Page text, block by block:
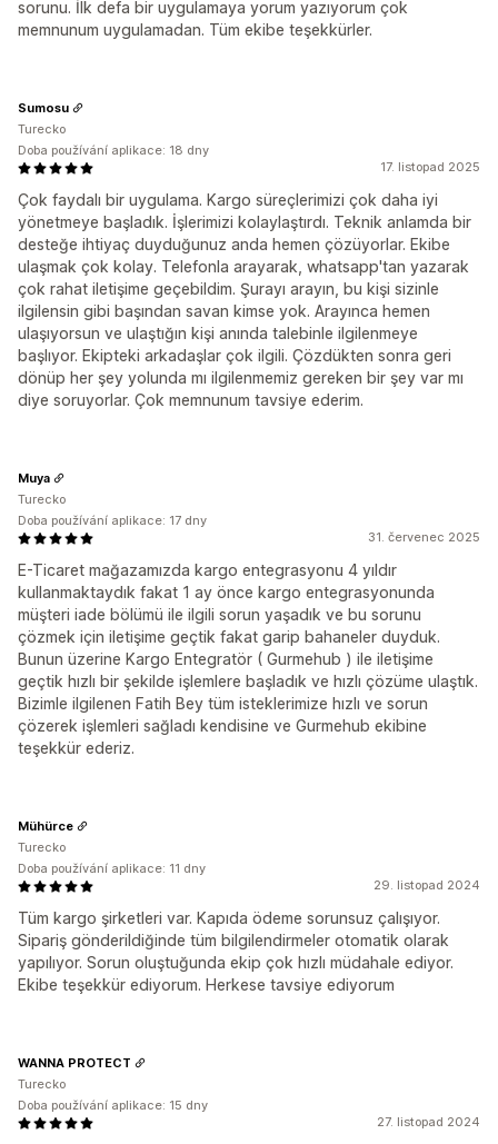
sorunu. İlk defa bir uygulamaya yorum yazıyorum çok
memnunum uygulamadan. Tüm ekibe teşekkürler.
17. listopad 2025
Çok faydalı bir uygulama. Kargo süreçlerimizi çok daha iyi
yönetmeye başladık. İşlerimizi kolaylaştırdı. Teknik anlamda bir
desteğe ihtiyaç duyduğunuz anda hemen çözüyorlar. Ekibe
ulaşmak çok kolay. Telefonla arayarak, whatsapp'tan yazarak
çok rahat iletişime geçebildim. Şurayı arayın, bu kişi sizinle
ilgilensin gibi başından savan kimse yok. Arayınca hemen
ulaşıyorsun ve ulaştığın kişi anında talebinle ilgilenmeye
başlıyor. Ekipteki arkadaşlar çok ilgili. Çözdükten sonra geri
dönüp her şey yolunda mı ilgilenmemiz gereken bir şey var mı
diye soruyorlar. Çok memnunum tavsiye ederim.
Sumosu
Turecko
Doba používání aplikace: 18 dny
31. červenec 2025
E-Ticaret mağazamızda kargo entegrasyonu 4 yıldır
kullanmaktaydık fakat 1 ay önce kargo entegrasyonunda
müşteri iade bölümü ile ilgili sorun yaşadık ve bu sorunu
çözmek için iletişime geçtik fakat garip bahaneler duyduk.
Bunun üzerine Kargo Entegratör ( Gurmehub ) ile iletişime
geçtik hızlı bir şekilde işlemlere başladık ve hızlı çözüme ulaştık.
Bizimle ilgilenen Fatih Bey tüm isteklerimize hızlı ve sorun
çözerek işlemleri sağladı kendisine ve Gurmehub ekibine
teşekkür ederiz.
Muya
Turecko
Doba používání aplikace: 17 dny
29. listopad 2024
Tüm kargo şirketleri var. Kapıda ödeme sorunsuz çalışıyor.
Sipariş gönderildiğinde tüm bilgilendirmeler otomatik olarak
yapılıyor. Sorun oluştuğunda ekip çok hızlı müdahale ediyor.
Ekibe teşekkür ediyorum. Herkese tavsiye ediyorum
Mühürce
Turecko
Doba používání aplikace: 11 dny
27. listopad 2024
WANNA PROTECT
Turecko
Doba používání aplikace: 15 dny